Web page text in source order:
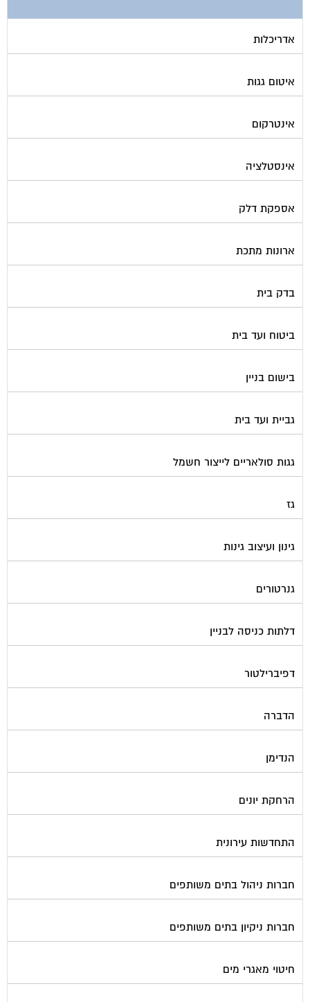
אדריכלות
איטום גגות
אינטרקום
אינסטלציה
אספקת דלק
ארונות מתכת
בדק בית
ביטוח ועד בית
בישום בניין
גביית ועד בית
גגות סולאריים לייצור חשמל
גז
גינון ועיצוב גינות
גנרטורים
דלתות כניסה לבניין
דפיברילטור
הדברה
הנדימן
הרחקת יונים
התחדשות עירונית
חברות ניהול בתים משותפים
חברות ניקיון בתים משותפים
חיטוי מאגרי מים